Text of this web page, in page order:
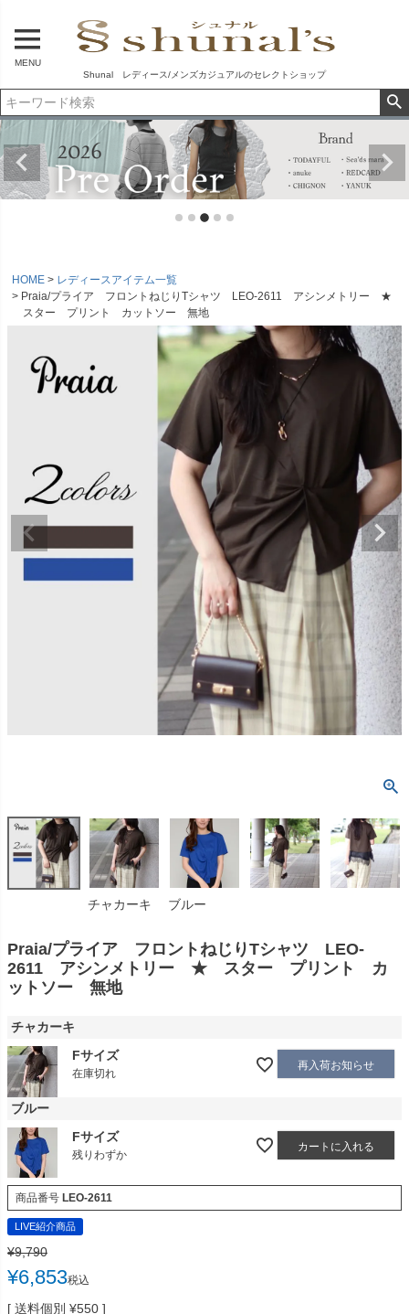
MENU
Shunal レディース/メンズカジュアルのセレクトショップ
HOME
レディースアイテム一覧
Praia/プライア フロントねじりTシャツ LEO-2611 アシンメトリー ★
スター プリント カットソー 無地
チャカーキ ブルー
Praia/プライア フロントねじりTシャツ LEO-
2611 アシンメトリー ★ スター プリント カ
ットソー 無地
チャカーキ
Fサイズ
在庫切れ
再入荷お知らせ
ブルー
Fサイズ
残りわずか
カートに入れる
商品番号 LEO-2611
LIVE紹介商品
¥9,790
¥6,853税込
送料個別 ¥550